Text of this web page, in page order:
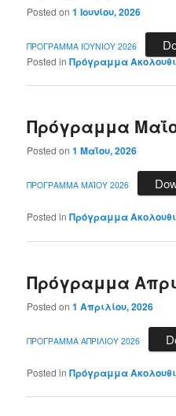
Posted on1 Ιουνίου, 2026
ΠΡΟΓΡΑΜΜΑ ΙΟΥΝΙΟΥ 2026
Posted in Πρόγραμμα
Πρόγραμμα
Posted on1 Μαΐου, 2026
ΠΡΟΓΡΑΜΜΑ ΜΑΪΟΥ 2026
Posted in Πρόγραμμα
Πρόγραμμα
Posted on1 Απριλίου, 2026
ΠΡΟΓΡΑΜΜΑ ΑΠΡΙΛΙΟΥ 2026
Posted in Πρόγραμμα